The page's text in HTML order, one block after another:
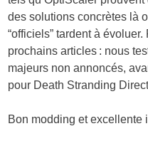
des solutions concrètes là
“officiels” tardent à
prochains articles : nous
majeurs non annoncés,
pour Death Stranding
Bon modding et excellente